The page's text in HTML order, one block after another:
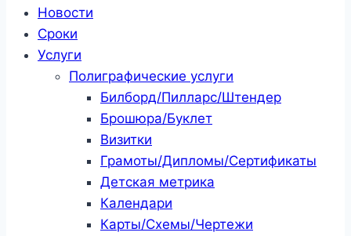
Новости
Сроки
Услуги
Полиграфические услуги
Билборд/Пилларс/Штендер
Брошюра/Буклет
Визитки
Грамоты/Дипломы/Сертификаты
Детская метрика
Календари
Карты/Схемы/Чертежи